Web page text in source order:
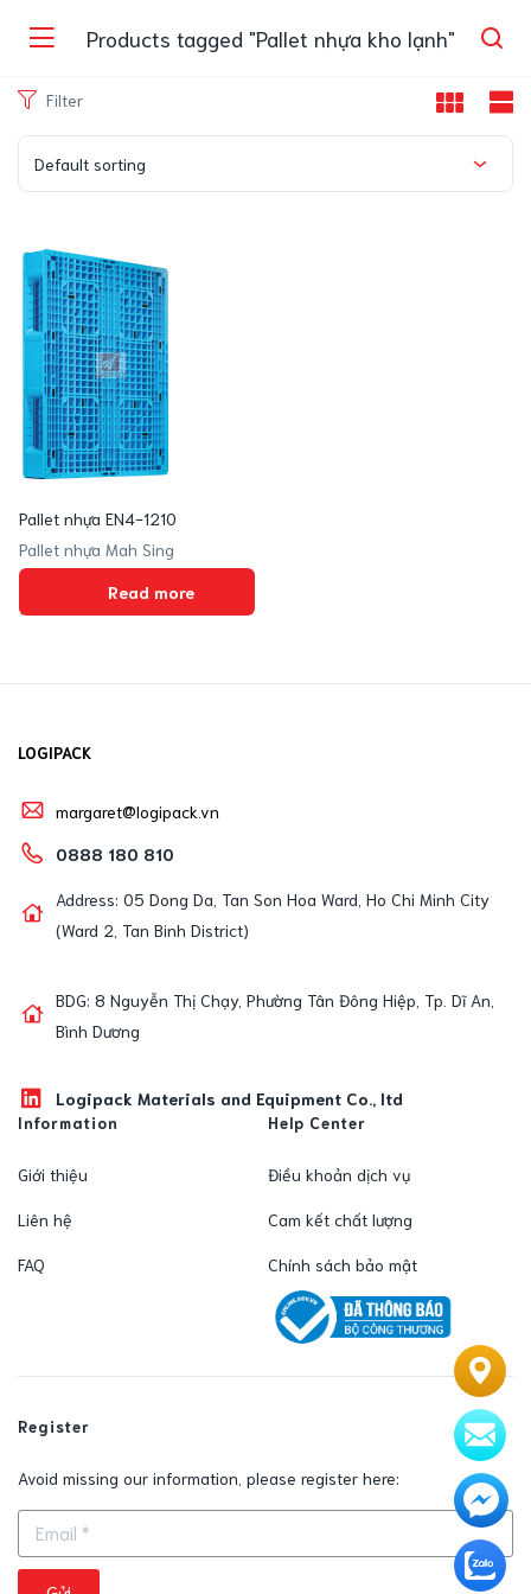
Products tagged "Pallet nhựa kho lạnh"
Filter
Default sorting
Pallet nhựa EN4-1210
Pallet nhựa Mah Sing
Read more
LOGIPACK
margaret@logipack.vn
0888 180 810
Address: 05 Dong Da, Tan Son Hoa Ward, Ho Chi Minh City
(Ward 2, Tan Binh District)
BDG: 8 Nguyễn Thị Chạy, Phường Tân Đông Hiệp, Tp. Dĩ An,
Bình Dương
Logipack Materials and Equipment Co., ltd
Information
Giới thiệu
Liên hệ
FAQ
Help Center
Điều khoản dịch vụ
Cam kết chất lượng
Chính sách bảo mật
Register
Avoid missing our information, please register here: